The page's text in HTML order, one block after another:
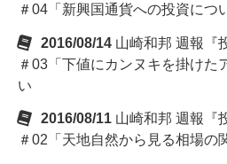
＃04「新興国通貨への投資につ
2016/08/14 山崎和邦 週報『
＃03「下値にカンヌキを掛けた
い
2016/08/11 山崎和邦 週報『
＃02「天地自然から見る相場の